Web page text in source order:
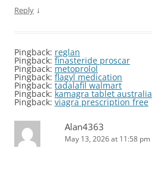
Reply ↓
Pingback: reglan
Pingback: finasteride proscar
Pingback: metoprolol
Pingback: flagyl medication
Pingback: tadalafil walmart
Pingback: kamagra tablet australia
Pingback: viagra prescription free
Alan4363
May 13, 2026 at 11:58 pm